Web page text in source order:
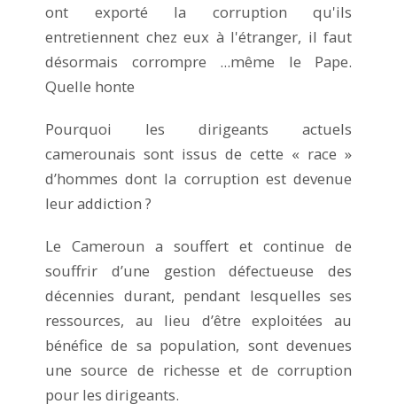
ont exporté la corruption qu'ils
entretiennent chez eux à l'étranger, il faut
désormais corrompre ...même le Pape.
Quelle honte
Pourquoi les dirigeants actuels
camerounais sont issus de cette « race »
d’hommes dont la corruption est devenue
leur addiction ?
Le Cameroun a souffert et continue de
souffrir d’une gestion défectueuse des
décennies durant, pendant lesquelles ses
ressources, au lieu d’être exploitées au
bénéfice de sa population, sont devenues
une source de richesse et de corruption
pour les dirigeants.